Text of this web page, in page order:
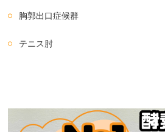
胸郭出口症候群
テニス肘